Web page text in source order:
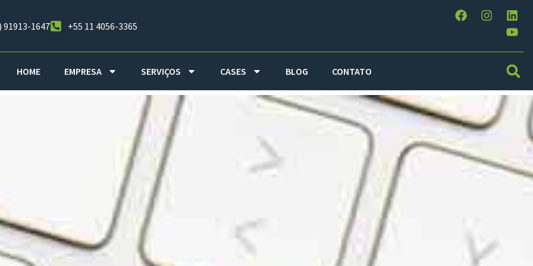
91913-1647 +55 11 4056-3365
HOME EMPRESA SERVIÇOS CASES BLOG CONTATO